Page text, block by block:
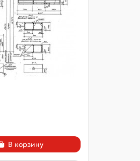
В корзину